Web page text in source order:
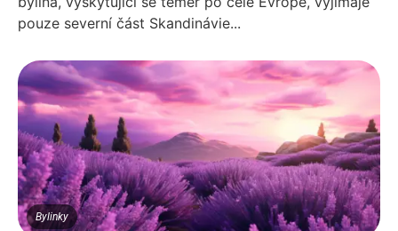
pouze severní část Skandinávie...
Bylinky